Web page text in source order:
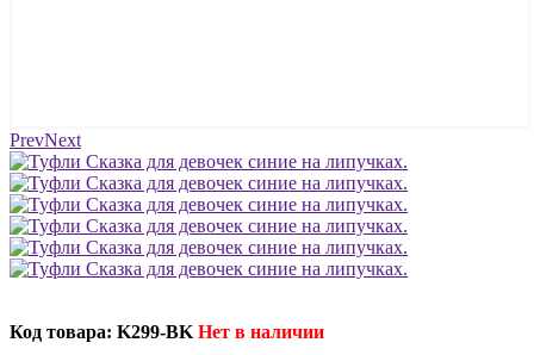
PrevNext
Код товара: K299-BK Нет в наличии